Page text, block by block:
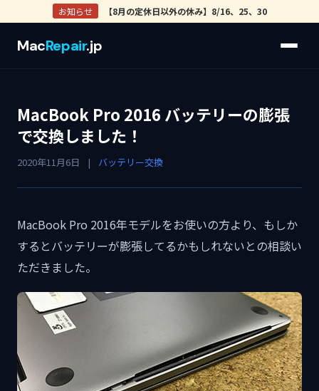
お知らせ 【8月の定休日以外の休み】8/16、25、30
MacRepair.jp
MacBook Pro 2016 バッテリーの膨張
で交換しました！
2020年11月6日 | バッテリー交換
MacBook Pro 2016年モデルをお使いの方より、もしか
するとバッテリーが膨張してるかもしれないとの相談い
ただきました。